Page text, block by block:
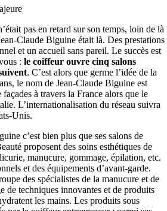
pas en retard sur son temps, loin de là
Claude Biguine était là. Des prestations
et un accueil sans pareil. Le succès est
: le coiffeur ouvre cinq salons
. C’est alors que germe l’idée de la
le nom de Jean-Claude Biguine est
à travers la France alors que le
L’internationalisation du réseau suivra
Unis.
c’est bien plus que ses salons de
proposent des soins esthétiques de
manucure, gommage, épilation, etc.
et des équipements d’avant-garde.
des spécialistes de la manucure et de
de techniques innovantes et de produits
les mains. Les produits sous